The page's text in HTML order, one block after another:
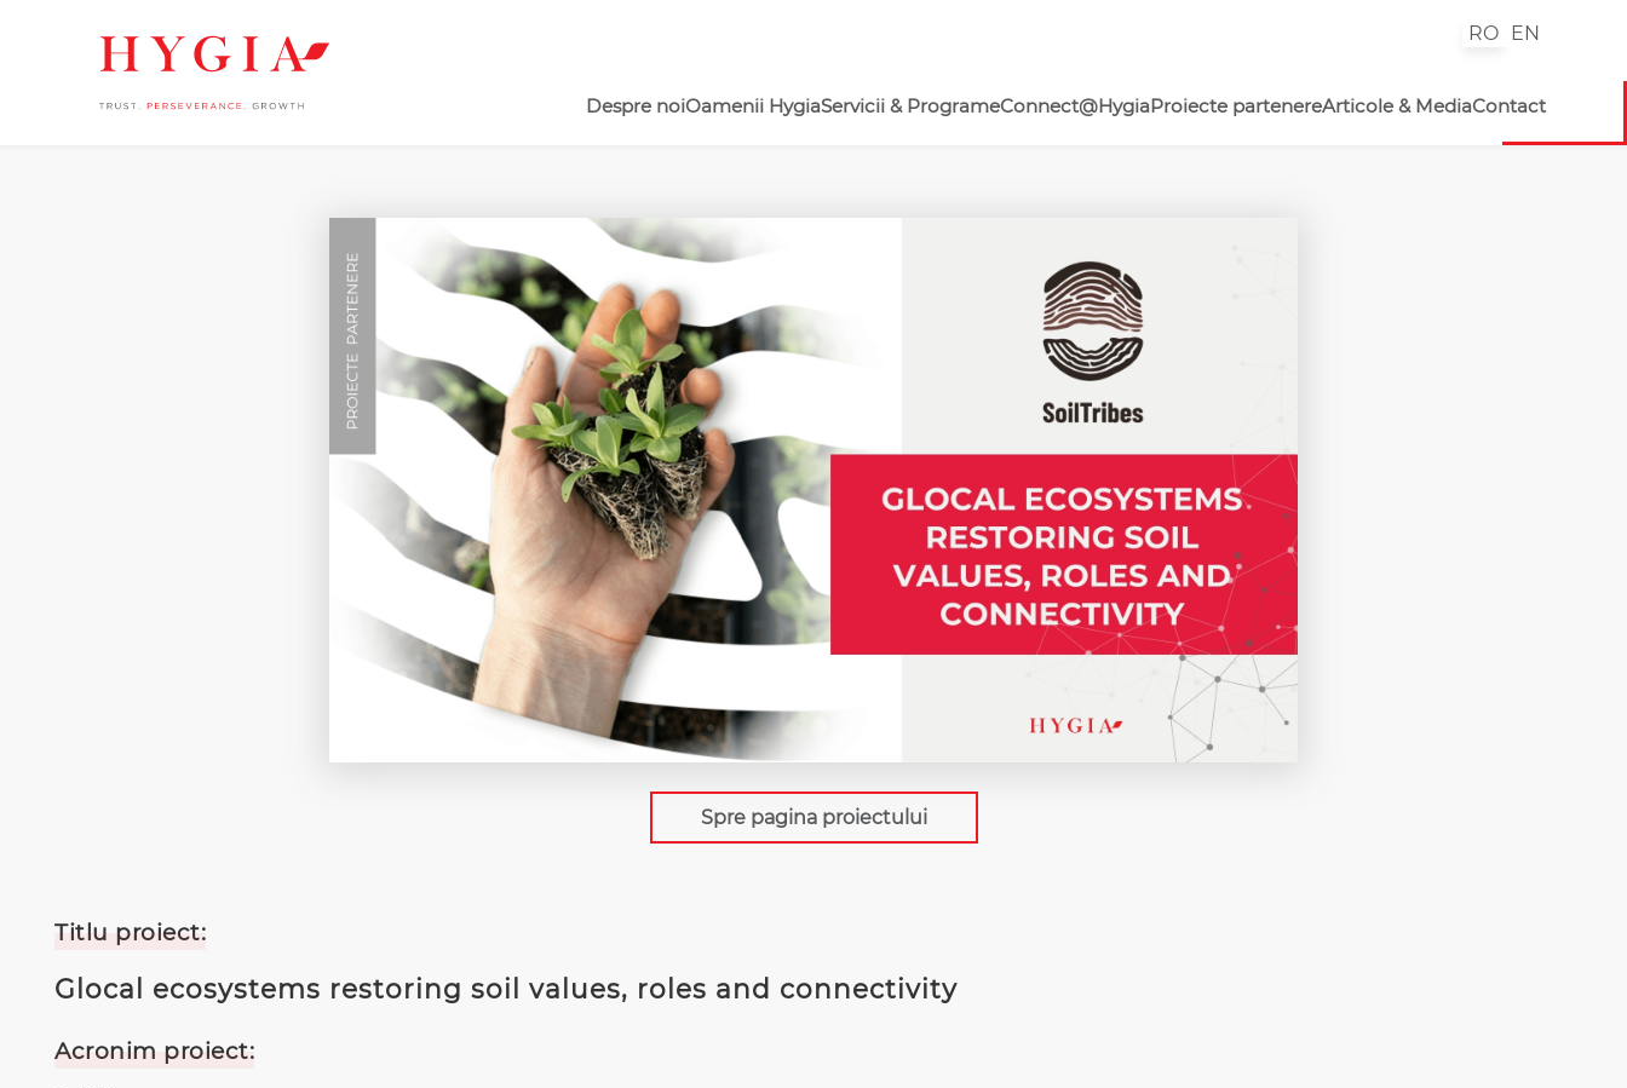
RO EN
Despre noiOamenii HygiaServicii & ProgrameConnect@HygiaProiecte partenereArticole & MediaContact
Spre pagina proiectului
Titlu proiect:
Glocal ecosystems restoring soil values, roles and connectivity
Acronim proiect: